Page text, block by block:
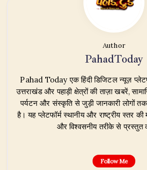
Author
PahadToday
Pahad Today एक हिंदी डिजिटल न्यूज़
उत्तराखंड और पहाड़ी क्षेत्रों की ताज़ा खबरें,
पर्यटन और संस्कृति से जुड़ी जानकारी लोगों
है। यह प्लेटफॉर्म स्थानीय और राष्ट्रीय स्तर
और विश्वसनीय तरीके से प्रस्तुत
Follow Me